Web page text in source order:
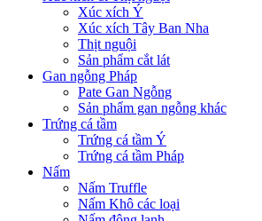
Xúc xích Ý
Xúc xích Tây Ban Nha
Thịt nguội
Sản phẩm cắt lát
Gan ngỗng Pháp
Pate Gan Ngỗng
Sản phẩm gan ngỗng khác
Trứng cá tầm
Trứng cá tầm Ý
Trứng cá tầm Pháp
Nấm
Nấm Truffle
Nấm Khô các loại